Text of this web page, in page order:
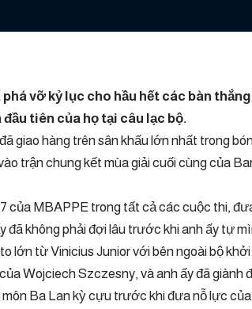
phá vỡ kỷ lục cho hầu hết các bàn
tiên của họ tại câu lạc bộ.
giao hàng trên sân khấu lớn nhất trong
trận chung kết mùa giải cuối cùng của
của MBAPPE trong tất cả các cuộc thi,
đã không phải đợi lâu trước khi anh ấy tự
lớn từ Vinicius Junior với bên ngoài bộ
Wojciech Szczesny, và anh ấy đã
Ba Lan kỳ cựu trước khi đưa nỗ lực